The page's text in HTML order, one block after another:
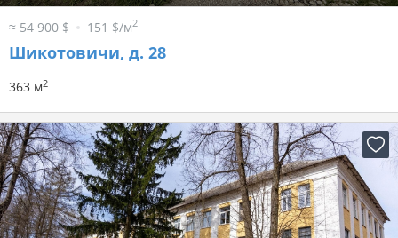
≈ 54 900 $ 151 $/м2
Шикотовичи, д. 28
363 м2